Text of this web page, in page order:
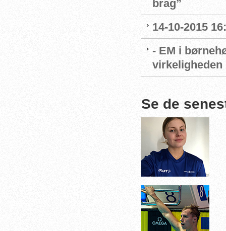
brag”
14-10-2015
- EM i
virkeligheden
Se de